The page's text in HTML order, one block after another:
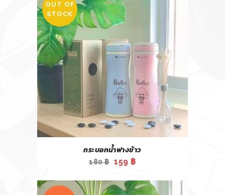
SALE
OUT OF
STOCK
กระบอกน้ำฟางข้าว
180฿ Original
was:
159 ฿Current
is: